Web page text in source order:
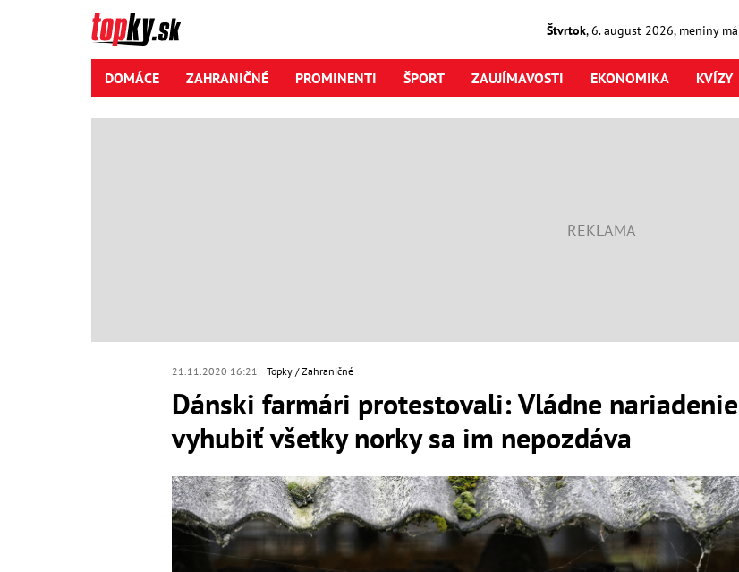
Štvrtok,6. august2026, meniny má
DOMÁCE ZAHRANIČNÉ PROMINENTI ŠPORT ZAUJÍMAVOSTI EKONOMIKA KVÍZY
21.11.2020 16:21 Topky Zahraničné
Dánski farmári protestovali: Vládne nariadenie
vyhubiť všetky norky sa im nepozdáva